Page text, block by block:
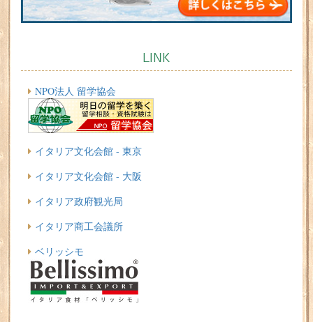
LINK
NPO法人 留学協会
イタリア文化会館 - 東京
イタリア文化会館 - 大阪
イタリア政府観光局
イタリア商工会議所
ベリッシモ